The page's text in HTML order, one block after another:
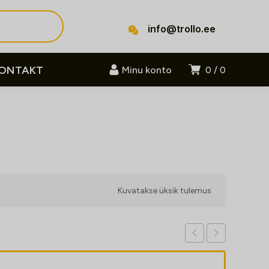
info@trollo.ee
0 0
Minu konto
Kuvatakse üksik tulemus